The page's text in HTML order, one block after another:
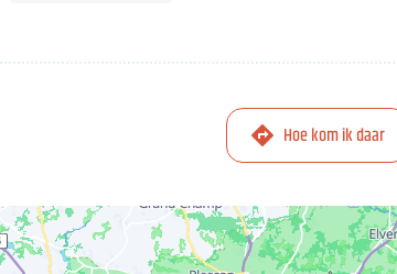
Hoe kom ik daar